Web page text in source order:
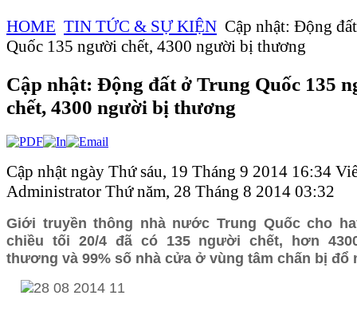
HOME TIN TỨC & SỰ KIỆN Cập nhật: Động
Quốc 135 người chết, 4300 người bị thương
Cập nhật: Động đất ở Trung Quốc 135
chết, 4300 người bị thương
Cập nhật ngày Thứ sáu, 19 Tháng 9 2014 16:34
Administrator Thứ năm, 28 Tháng 8 2014 03:32
Giới truyền thông nhà nước Trung Quốc cho
chiều tối 20/4 đã có 135 người chết, hơn
thương và 99% số nhà cửa ở vùng tâm chấn bị đổ